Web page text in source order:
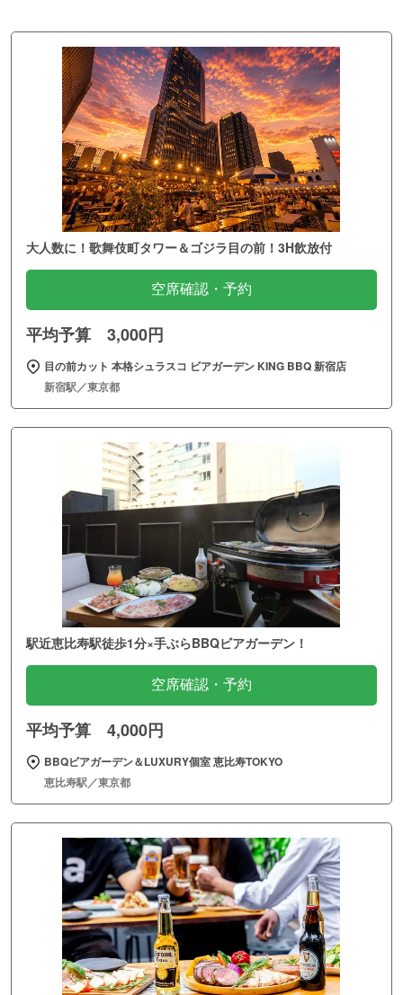
大人数に！歌舞伎町タワー＆ゴジラ目の前！3H飲放付
空席確認・予約
平均予算 3,000円
目の前カット 本格シュラスコ ビアガーデン KING BBQ 新宿店
新宿駅／東京都
駅近恵比寿駅徒歩1分×手ぶらBBQビアガーデン！
空席確認・予約
平均予算 4,000円
BBQビアガーデン＆LUXURY個室 恵比寿TOKYO
恵比寿駅／東京都